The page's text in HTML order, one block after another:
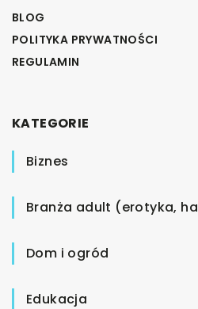
BLOG
POLITYKA PRYWATNOŚCI
REGULAMIN
KATEGORIE
Biznes
Branża adult (erotyka,
Dom i ogród
Edukacja